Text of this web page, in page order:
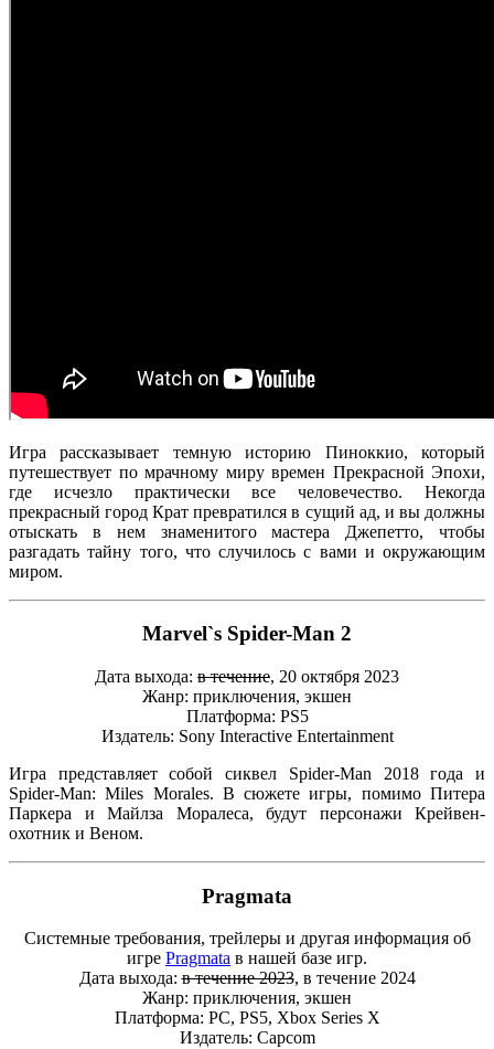
Игра рассказывает темную историю Пиноккио, который
путешествует по мрачному миру времен Прекрасной Эпохи,
где исчезло практически все человечество. Некогда
прекрасный город Крат превратился в сущий ад, и вы должны
отыскать в нем знаменитого мастера Джепетто, чтобы
разгадать тайну того, что случилось с вами и окружающим
миром.
Marvel`s Spider-Man 2
Дата выхода: в течение, 20 октября 2023
Жанр: приключения, экшен
Платформа: PS5
Издатель: Sony Interactive Entertainment
Игра представляет собой сиквел Spider-Man 2018 года и
Spider-Man: Miles Morales. В сюжете игры, помимо Питера
Паркера и Майлза Моралеса, будут персонажи Крейвен-
охотник и Веном.
Pragmata
Системные требования, трейлеры и другая информация об
игре Pragmata в нашей базе игр.
Дата выхода:в течение 2023, в течение 2024
Жанр: приключения, экшен
Платформа: PC, PS5, Xbox Series X
Издатель: Capcom